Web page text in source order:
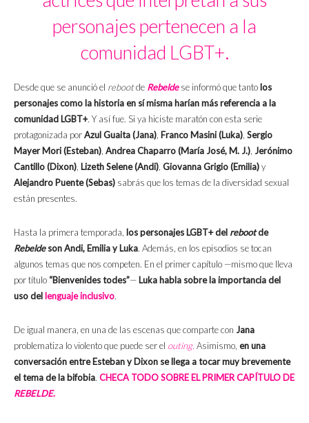
personajes pertenecen a la
comunidad LGBT+.
Desde que se anunció el rebootde Rebeldese informó que tanto los
personajes como la historia en sí misma harían más referencia a la
comunidad LGBT+. Y así fue. Si ya hiciste maratón con esta serie
protagonizada porAzul Guaita (Jana), Franco Masini (Luka), Sergio
Mayer Mori (Esteban), Andrea Chaparro (María José, M. J.), Jerónimo
Cantillo (Dixon), Lizeth Selene (Andi), Giovanna Grigio (Emilia)y
Alejandro Puente (Sebas) sabrás que los temas de la diversidad sexual
están presentes.
Hasta la primera temporada, los personajes LGBT+ del rebootde
Rebeldeson Andi, Emilia y Luka. Además, en los episodios se tocan
algunos temas que nos competen. En el primer capítulo —mismo que lleva
por título “Bienvenides todes”— Luka habla sobre la importancia del
uso del lenguaje inclusivo.
De igual manera, en una de las escenas que comparte con Jana
problematiza lo violento que puede ser el outing. Asimismo, en una
conversación entre Esteban y Dixon se llega a tocar muy brevemente
el tema de la bifobia. CHECA TODO SOBRE EL PRIMER CAPÍTULO DE
REBELDE.